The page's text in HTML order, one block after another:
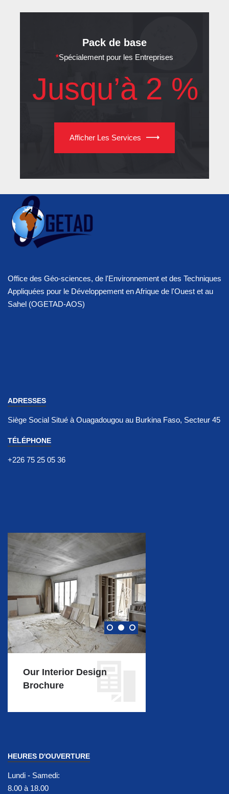
Pack de base
*Spécialement pour les Entreprises
Jusqu’à 2 %
Afficher Les Services
Office des Géo-sciences, de l'Environnement et des Techniques
Appliquées pour le Développement en Afrique de l'Ouest et au
Sahel (OGETAD-AOS)
ADRESSES
Siège Social Situé à Ouagadougou au Burkina Faso, Secteur 45
TÉLÉPHONE
+226 75 25 05 36
Our Interior Design
Brochure
HEURES D'OUVERTURE
Lundi - Samedi:
8.00 à 18.00